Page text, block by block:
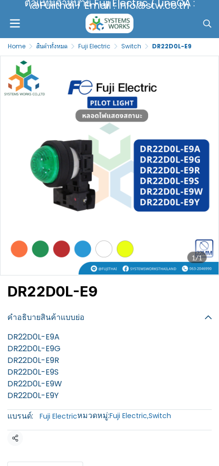
ตัวแทนจำหน่าย Fuji Electric / LineOA :
@Fujithai / Email : info@stw.co.th
Home สินค้าทั้งหมด Fuji Electric Switch DR22D0L-E9
1/1
DR22D0L-E9
คำอธิบายสินค้าแบบย่อ
DR22D0L-E9A
DR22D0L-E9G
DR22D0L-E9R
DR22D0L-E9S
DR22D0L-E9W
DR22D0L-E9Y
แบรนด์:
Fuji Electricหมวดหมู่:Fuji Electric,Switch
แชร์